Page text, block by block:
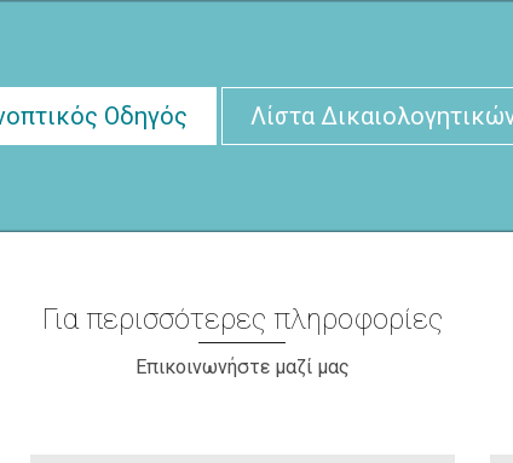
Οδηγός Λίστα
Για περισσότερες πληροφορίες
Επικοινωνήστε μαζί μας